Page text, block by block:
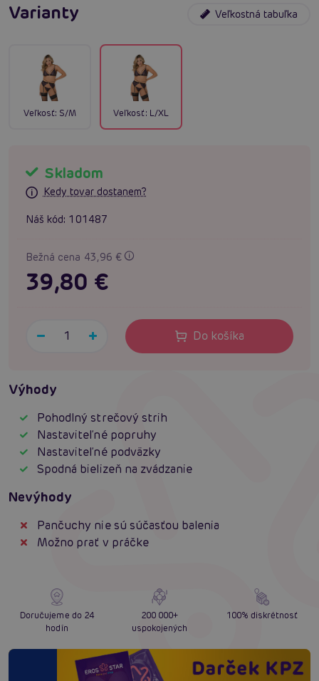
Varianty Veľkostná tabuľka
Veľkosť: S/M Veľkosť: L/XL
Skladom
Kedy tovar dostanem?
Náš kód: 101487
Bežná cena 43,96 €
39,80 €
Do košíka
Výhody
Pohodlný strečový strih
Nastaviteľné popruhy
Nastaviteľné podväzky
Spodná bielizeň na zvádzanie
Nevýhody
Pančuchy nie sú súčasťou balenia
Možno prať v práčke
Doručujeme do 24
hodín
200 000+
uspokojených
100% diskrétnosť